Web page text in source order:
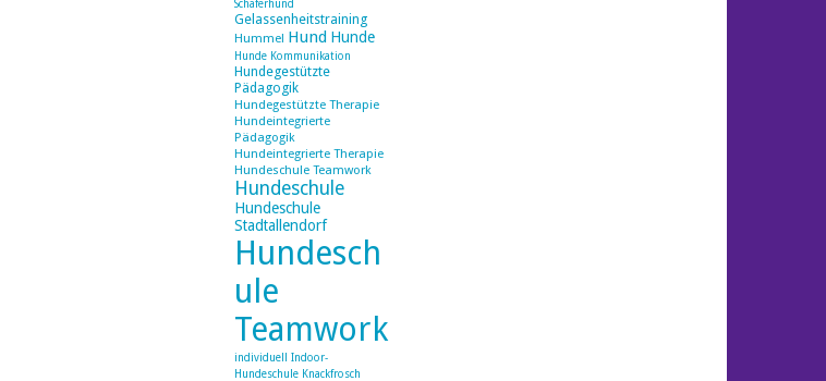
Schäferhund
Gelassenheitstraining
Hummel Hund Hunde
Hunde Kommunikation
Hundegestützte
Pädagogik
Hundegestützte Therapie
Hundeintegrierte
Pädagogik
Hundeintegrierte Therapie
Hundeschule Teamwork
Hundeschule
Hundeschule
Stadtallendorf
Hundesch
ule
Teamwork
individuell
Indoor-
Hundeschule Knackfrosch